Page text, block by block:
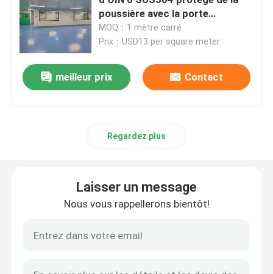
Porte automatique d'hôpital
table d'opération chirurgicale
Théâtre d'opération de chirurgie
poussière avec la porte
coulissante
MOQ：1 mètre carré
Prix：USD13 per square meter
meilleur prix Contact
Regardez plus
Laisser un message
Nous vous rappellerons bientôt!